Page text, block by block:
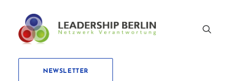
NEWSLETTER